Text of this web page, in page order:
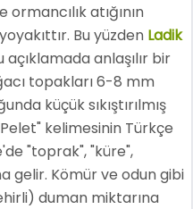
atığının
Bu yüzden Ladik
açıklamada anlaşılır bir
topakları 6-8 mm
küçük sıkıştırılmış
kelimesinin Türkçe
"toprak", "küre",
gelir. Kömür ve odun gibi
duman miktarına